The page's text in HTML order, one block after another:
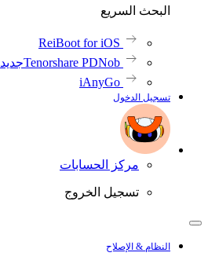
البحث السريع
ReiBoot for iOS
Tenorshare PDNobجديد
iAnyGo
تسجيل الدخول
مركز الحسابات
تسجيل الخروج
النظام & الإصلاح